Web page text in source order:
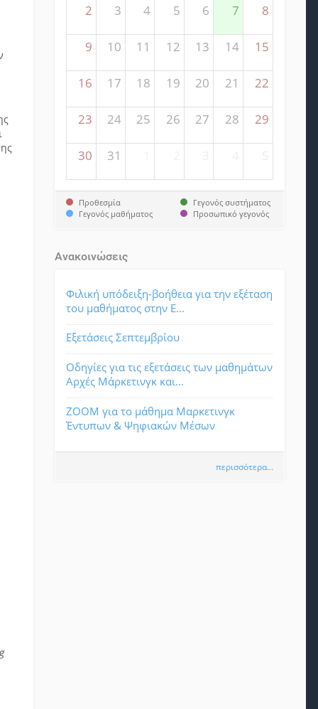
2 3 4 5 6 7 8
9 10 11 12 13 14 15
16 17 18 19 20 21 22
23 24 25 26 27 28 29
30 31 5
Προθεσμία
Γεγονός μαθήματος
Γεγονός συστήματος
Προσωπικό γεγονός
Ανακοινώσεις
Φιλική υπόδειξη-βοήθεια για την εξέταση
του μαθήματος στην Ε...
Εξετάσεις Σεπτεμβρίου
Οδηγίες για τις εξετάσεις των μαθημάτων
Αρχές Μάρκετινγκ και...
ΖΟΟΜ για το μάθημα Μαρκετινγκ
Έντυπων & Ψηφιακών Μέσων
περισσότερα…